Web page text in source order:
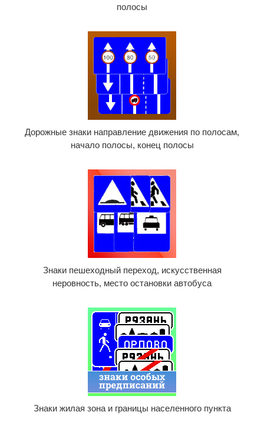
полосы
Дорожные знаки направление движения по полосам,
начало полосы, конец полосы
Знаки пешеходный переход, искусственная
неровность, место остановки автобуса
Знаки жилая зона и границы населенного пункта